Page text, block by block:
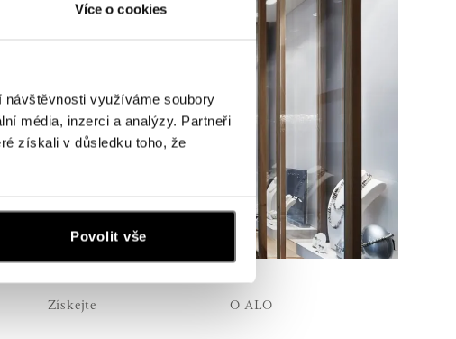
Více o cookies
využíváme soubory
média, inzerci a analýzy. Partneři
získali v důsledku toho, že
Povolit vše
Získejte O ALO